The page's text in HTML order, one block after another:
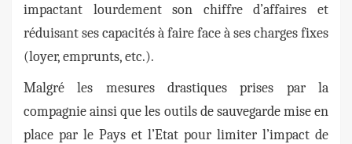
impactant lourdement son chiffre d’affaires et
réduisant ses capacités à faire face à ses charges fixes
(loyer, emprunts, etc.).
Malgré les mesures drastiques prises par la
compagnie ainsi que les outils de sauvegarde mise en
place par le Pays et l’Etat pour limiter l’impact de